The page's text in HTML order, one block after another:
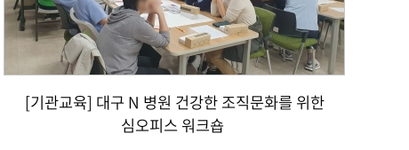
[기관교육] 대구 N 병원 건강한 조직문화를 위한
심오피스 워크숍